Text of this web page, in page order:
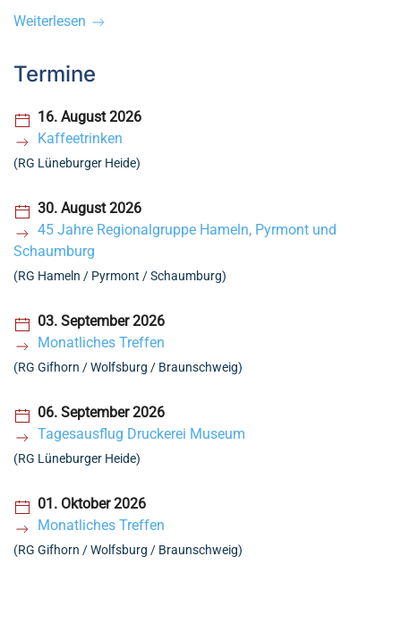
Weiterlesen
Termine
16. August 2026
Kaffeetrinken
(RG Lüneburger Heide)
30. August 2026
45 Jahre Regionalgruppe Hameln, Pyrmont und
Schaumburg
(RG Hameln / Pyrmont / Schaumburg)
03. September 2026
Monatliches Treffen
(RG Gifhorn / Wolfsburg / Braunschweig)
06. September 2026
Tagesausflug Druckerei Museum
(RG Lüneburger Heide)
01. Oktober 2026
Monatliches Treffen
(RG Gifhorn / Wolfsburg / Braunschweig)